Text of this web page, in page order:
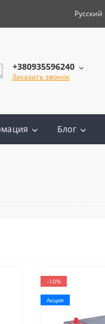
Русский
+380935596240
Заказать звонок
Блог
-10%
Акция